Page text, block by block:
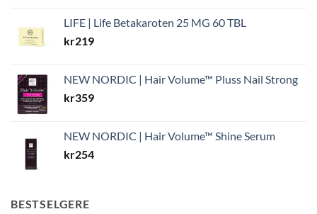
LIFE | Life Betakaroten 25 MG 60 TBL
kr219
NEW NORDIC | Hair Volume™ Pluss Nail Strong
kr359
NEW NORDIC | Hair Volume™ Shine Serum
kr254
BESTSELGERE